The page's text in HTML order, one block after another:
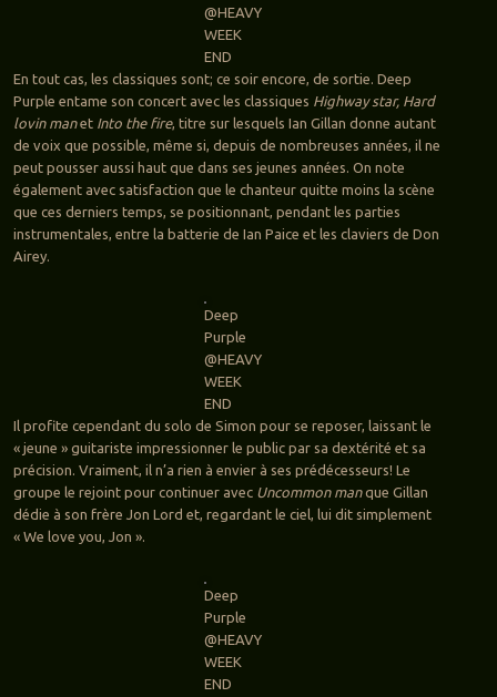
@HEAVY
WEEK
END
En tout cas, les classiques sont; ce soir encore, de sortie. Deep
Purple entame son concert avec les classiques Highway star, Hard
lovin manet Into the fire, titre sur lesquels Ian Gillan donne autant
de voix que possible, même si, depuis de nombreuses années, il ne
peut pousser aussi haut que dans ses jeunes années. On note
également avec satisfaction que le chanteur quitte moins la scène
que ces derniers temps, se positionnant, pendant les parties
instrumentales, entre la batterie de Ian Paice et les claviers de Don
Airey.
Deep
Purple
@HEAVY
WEEK
END
Il profite cependant du solo de Simon pour se reposer, laissant le
« jeune » guitariste impressionner le public par sa dextérité et sa
précision. Vraiment, il n’a rien à envier à ses prédécesseurs! Le
groupe le rejoint pour continuer avecUncommon manque Gillan
dédie à son frère Jon Lord et, regardant le ciel, lui dit simplement
« We love you, Jon ».
Deep
Purple
@HEAVY
WEEK
END